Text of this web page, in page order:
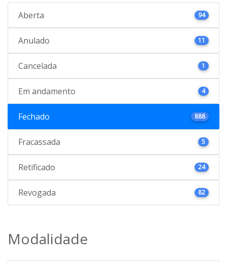
Aberta 94
Anulado 11
Cancelada 1
Em andamento 4
Fechado 888
Fracassada 5
Retificado 24
Revogada 82
Modalidade